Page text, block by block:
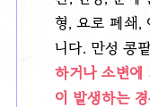
형, 요로 폐쇄,
니다. 만성 콩
하거나 소변에
이 발생하는